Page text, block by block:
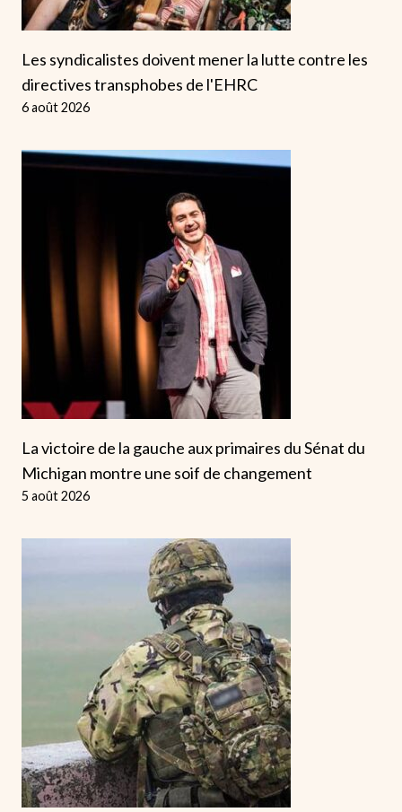
Les syndicalistes doivent mener la lutte contre les
directives transphobes de l'EHRC
6 août 2026
La victoire de la gauche aux primaires du Sénat du
Michigan montre une soif de changement
5 août 2026